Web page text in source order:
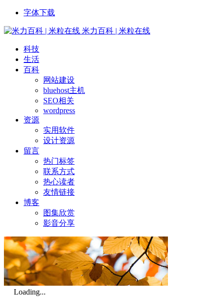
字体下载
米力百科 | 米粒在线
科技
生活
百科
网站建设
bluehost主机
SEO相关
wordpress
资源
实用软件
设计资源
留言
热门标签
联系方式
热心读者
友情链接
博客
图集欣赏
影音分享
Loading...